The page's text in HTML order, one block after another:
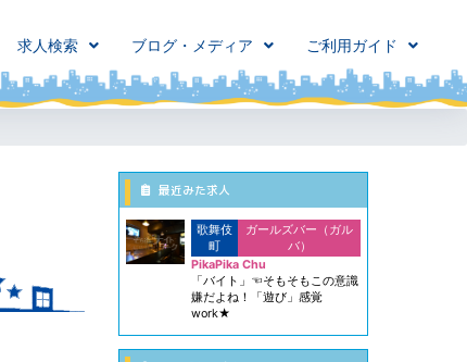
求人検索 ブログ・メディア ご利用ガイド
最近みた求人
歌舞伎
町
ガールズバー（ガル
バ）
PikaPika Chu
「バイト」☜そもそもこの意識
嫌だよね！「遊び」感覚
work★